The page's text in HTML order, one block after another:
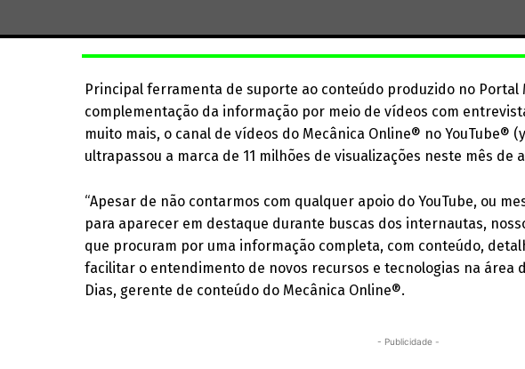
Principal ferramenta de suporte ao conteúdo produzido no Portal
complementação da informação por meio de vídeos com
muito mais, o canal de vídeos do Mecânica Online® no YouTube®
ultrapassou a marca de 11 milhões de visualizações neste mês de
“Apesar de não contarmos com qualquer apoio do YouTube, ou
para aparecer em destaque durante buscas dos internautas,
que procuram por uma informação completa, com conteúdo,
facilitar o entendimento de novos recursos e tecnologias na área
Dias, gerente de conteúdo do Mecânica Online®.
- Publicidade -